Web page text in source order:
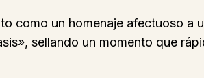
como un homenaje afectuoso a
sellando un momento que